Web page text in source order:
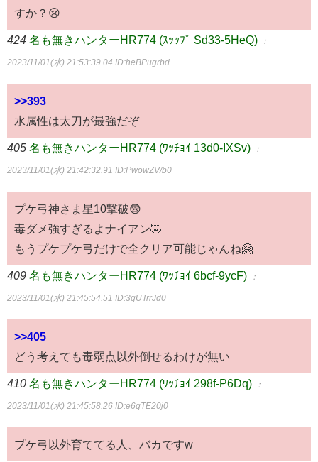
すか？😢
424 名も無きハンターHR774 (ｽｯｯﾌﾟ Sd33-5HeQ) ：
2023/11/01(水) 21:53:39.04 ID:heBPugrbd
>>393
水属性は太刀が最強だぞ
405 名も無きハンターHR774 (ﾜｯﾁｮｲ 13d0-IXSv) ：
2023/11/01(水) 21:42:32.91 ID:PwowZV/b0
プケ弓神さま星10撃破😨
毒ダメ強すぎるよナイアン🤣
もうプケプケ弓だけで全クリア可能じゃんね🤗
409 名も無きハンターHR774 (ﾜｯﾁｮｲ 6bcf-9ycF) ：
2023/11/01(水) 21:45:54.51 ID:3gUTrrJd0
>>405
どう考えても毒弱点以外倒せるわけが無い
410 名も無きハンターHR774 (ﾜｯﾁｮｲ 298f-P6Dq) ：
2023/11/01(水) 21:45:58.26 ID:e6qTE20j0
プケ弓以外育ててる人、バカですw